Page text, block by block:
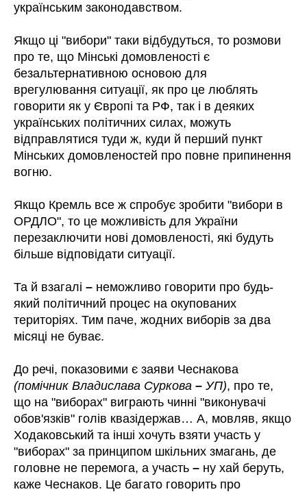
українським законодавством.
Якщо ці "вибори" таки відбудуться, то розмови
про те, що Мінські домовленості є
безальтернативною основою для
врегулювання ситуації, як про це люблять
говорити як у Європі та РФ, так і в деяких
українських політичних силах, можуть
відправлятися туди ж, куди й перший пункт
Мінських домовленостей про повне припинення
вогню.
Якщо Кремль все ж спробує зробити "вибори в
ОРДЛО", то це можливість для України
перезаключити нові домовленості, які будуть
більше відповідати ситуації.
Та й взагалі– неможливо говорити про будь-
який політичний процес на окупованих
територіях. Тим паче, жодних виборів за два
місяці не буває.
До речі, показовими є заяви Чеснакова
(помічник Владислава Суркова– УП), про те,
що на "виборах" виграють чинні "виконувачі
обов'язків" голів квазідержав… А, мовляв, якщо
Ходаковський та інші хочуть взяти участь у
"виборах" за принципом шкільних змагань, де
головне не перемога, а участь– ну хай беруть,
каже Чеснаков. Це багато говорить про